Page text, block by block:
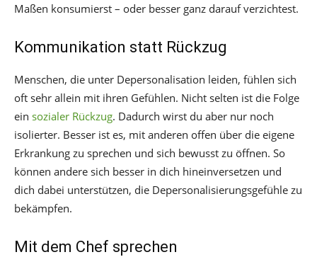
Maßen konsumierst – oder besser ganz darauf verzichtest.
Kommunikation statt Rückzug
Menschen, die unter Depersonalisation leiden, fühlen sich
oft sehr allein mit ihren Gefühlen. Nicht selten ist die Folge
ein sozialer Rückzug. Dadurch wirst du aber nur noch
isolierter. Besser ist es, mit anderen offen über die eigene
Erkrankung zu sprechen und sich bewusst zu öffnen. So
können andere sich besser in dich hineinversetzen und
dich dabei unterstützen, die Depersonalisierungsgefühle zu
bekämpfen.
Mit dem Chef sprechen